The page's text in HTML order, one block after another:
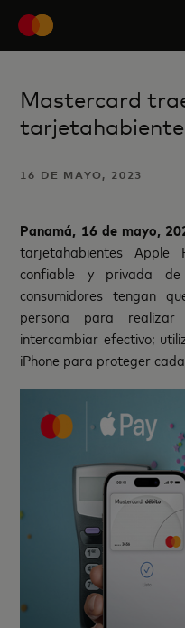
Mastercard
16 DE MAYO, 2023
Panamá, 16 de mayo,
tarjetahabientes
confiable y privada
consumidores tengan
persona para
intercambiar efectivo;
iPhone para proteger